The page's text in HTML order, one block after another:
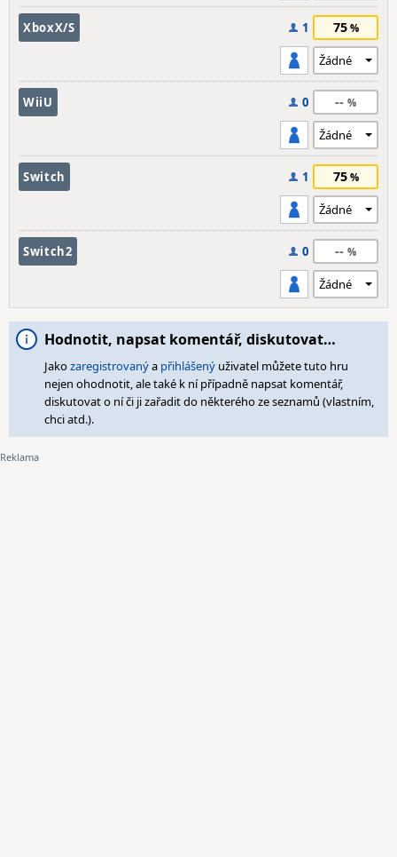
XboxX/S 1 75
WiiU 0 --
Switch 1 75
Switch2 0 --
Hodnotit, napsat komentář, diskutovat…
Jakozaregistrovanýa přihlášený uživatel můžete tuto hru
nejen ohodnotit, ale také k ní případně napsat komentář,
diskutovat o ní či ji zařadit do některého ze seznamů (vlastním,
chci atd.).